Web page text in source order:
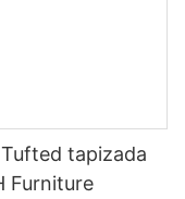
tapizada
Furniture